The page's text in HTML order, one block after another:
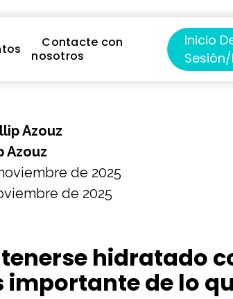
Contacte con
nosotros
Inicio
Azouz
Azouz
de 2025
de 2025
hidratado
importante de lo